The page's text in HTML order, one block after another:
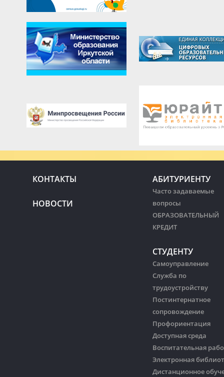
КОНТАКТЫ
НОВОСТИ
АБИТУРИЕНТУ
Часто задаваемые
вопросы
ОБРАЗОВАТЕЛЬНЫЙ
КРЕДИТ
СТУДЕНТУ
Самоуправление
Служба по
трудоустройству
Постинтернатное
сопровождение
Профориентация
Доступная среда
Воспитательная
Электронная
Дистанционное